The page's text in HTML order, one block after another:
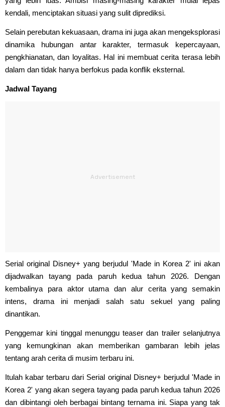
kendali, menciptakan situasi yang sulit diprediksi.
Selain perebutan kekuasaan, drama ini juga akan mengeksplorasi
dinamika hubungan antar karakter, termasuk kepercayaan,
pengkhianatan, dan loyalitas. Hal ini membuat cerita terasa lebih
dalam dan tidak hanya berfokus pada konflik eksternal.
Jadwal Tayang
Serial original Disney+ yang berjudul 'Made in Korea 2' ini akan
dijadwalkan tayang pada paruh kedua tahun 2026. Dengan
kembalinya para aktor utama dan alur cerita yang semakin
intens, drama ini menjadi salah satu sekuel yang paling
dinantikan.
Penggemar kini tinggal menunggu teaser dan trailer selanjutnya
yang kemungkinan akan memberikan gambaran lebih jelas
tentang arah cerita di musim terbaru ini.
Itulah kabar terbaru dari Serial original Disney+ berjudul 'Made in
Korea 2' yang akan segera tayang pada paruh kedua tahun 2026
dan dibintangi oleh berbagai bintang ternama ini. Siapa yang tak